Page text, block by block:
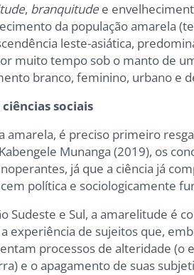
, branquitude e
da população amarela
leste-asiática,
muito tempo sob o manto de
branco, feminino, urbano e
sociais
amarela, é preciso primeiro
Munanga (2019), os
já que a ciência já
política e sociologicamente
Sudeste e Sul, a amarelitude é
experiência de sujeitos que,
processos de alteridade
e o apagamento de suas